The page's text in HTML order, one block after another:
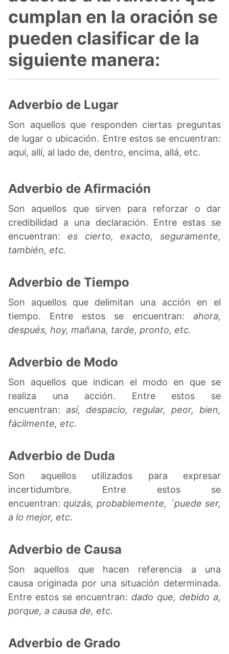
cumplan en la oración se
pueden clasificar de la
siguiente manera:
Adverbio de Lugar
Son aquellos que responden ciertas preguntas
de lugar o ubicación. Entre estos se encuentran:
aquí, allí, al lado de, dentro, encima, allá, etc.
Adverbio de Afirmación
Son aquellos que sirven para reforzar o dar
credibilidad a una declaración. Entre estas se
encuentran: es cierto, exacto, seguramente,
también, etc.
Adverbio de Tiempo
Son aquellos que delimitan una acción en el
tiempo. Entre estos se encuentran: ahora,
después, hoy, mañana, tarde, pronto, etc.
Adverbio de Modo
Son aquellos que indican el modo en que se
realiza una acción. Entre estos se
encuentran: así, despacio, regular, peor, bien,
fácilmente, etc.
Adverbio de Duda
Son aquellos utilizados para expresar
incertidumbre. Entre estos se
encuentran: quizás, probablemente, ´puede ser,
a lo mejor, etc.
Adverbio de Causa
Son aquellos que hacen referencia a una
causa originada por una situación determinada.
Entre estos se encuentran: dado que, debido a,
porque, a causa de, etc.
Adverbio de Grado